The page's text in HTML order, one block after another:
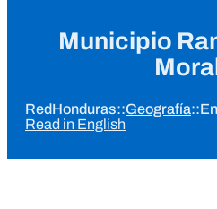
Municipio
RedHonduras::Geografía::
Read in English